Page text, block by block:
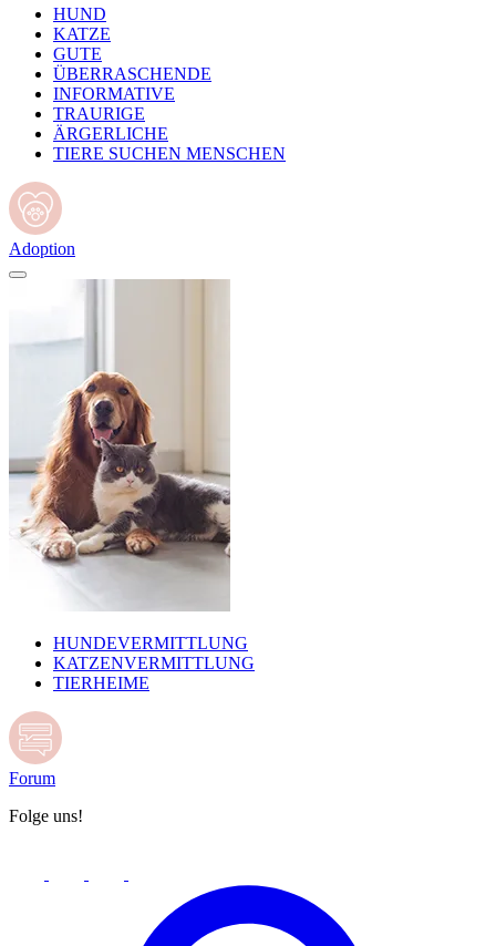
HUND
KATZE
GUTE
ÜBERRASCHENDE
INFORMATIVE
TRAURIGE
ÄRGERLICHE
TIERE SUCHEN MENSCHEN
Adoption
HUNDEVERMITTLUNG
KATZENVERMITTLUNG
TIERHEIME
Forum
Folge uns!